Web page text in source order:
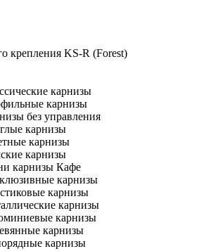
крепления KS-R (Forest)
карнизы
карнизы
без управления
карнизы
карнизы
карнизы
карнизы Кафе
карнизы
карнизы
карнизы
карнизы
карнизы
карнизы